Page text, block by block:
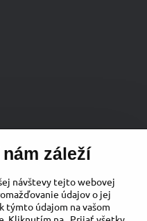
záleží
návštevy tejto webovej
údajov o jej
týmto údajom na vašom